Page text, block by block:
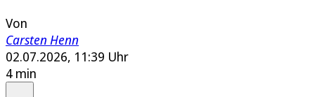
Von
Carsten Henn
02.07.2026, 11:39 Uhr
4 min